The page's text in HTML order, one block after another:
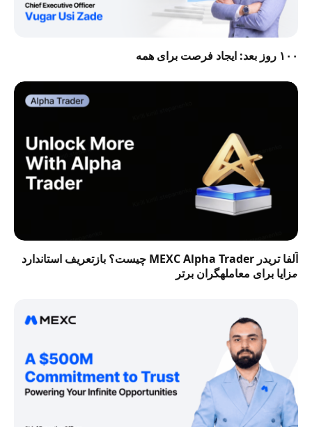
۱۰۰ روز بعد: ایجاد فرصت برای همه
آلفا تریدر MEXC Alpha Trader چیست؟ بازتعریف استاندارد
مزایا برای معاملهگران برتر